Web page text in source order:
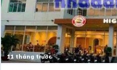
11 tháng trước